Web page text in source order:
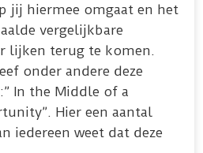
jij hiermee omgaat en het
vergelijkbare
lijken terug te komen.
onder andere deze
In the Middle of a
Hier een aantal
iedereen weet dat deze